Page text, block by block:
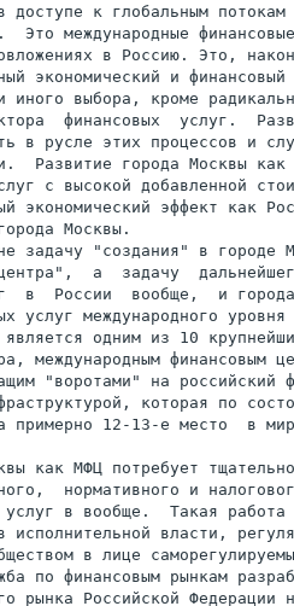
доступе к глобальным
Это международные
в Россию. Это,
экономический и
иного выбора, кроме
финансовых  услуг.
в русле этих процессов и
Развитие города Москвы
с высокой добавленной
экономический эффект как
Москвы.
задачу "создания" в городе
а  задачу
в  России  вообще,  и
услуг международного
одним из 10
международным финансовым
"воротами" на российский
которая по
примерно 12-13-е место  в
как МФЦ потребует
нормативного и
услуг в вообще.  Такая работа
исполнительной власти,
в лице
по финансовым рынкам
рынка Российской Федерации